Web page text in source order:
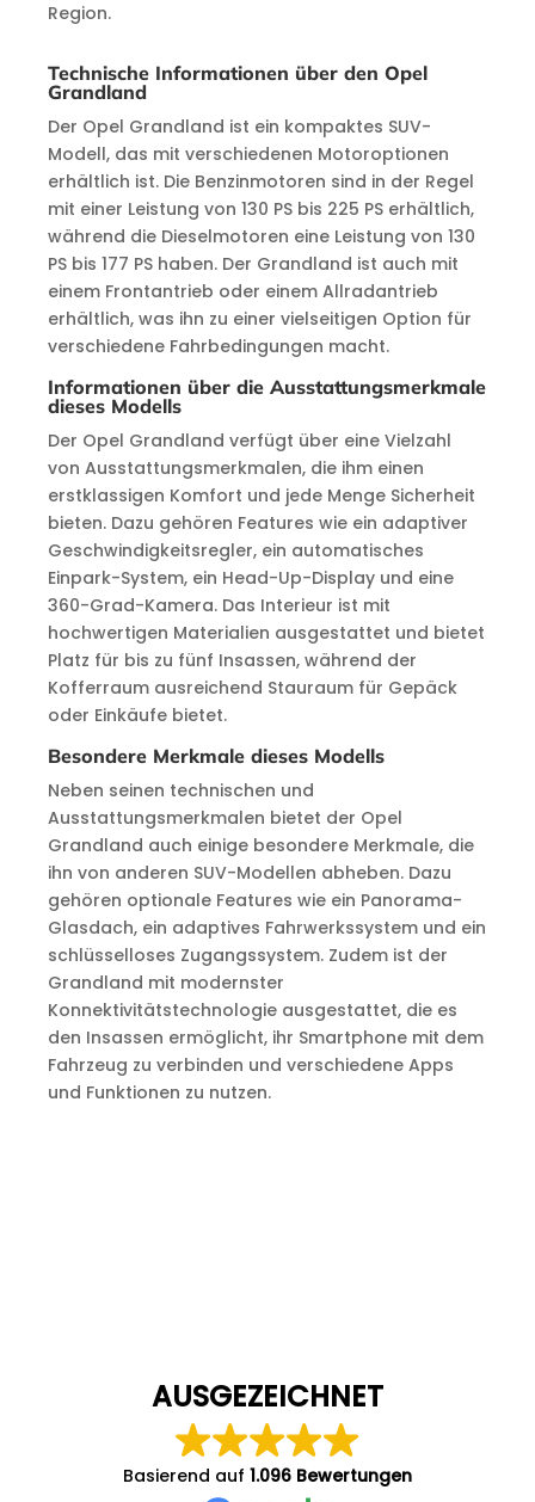
Region.
Technische Informationen über den Opel
Grandland
Der Opel Grandland ist ein kompaktes SUV-
Modell, das mit verschiedenen Motoroptionen
erhältlich ist. Die Benzinmotoren sind in der Regel
mit einer Leistung von 130 PS bis 225 PS erhältlich,
während die Dieselmotoren eine Leistung von 130
PS bis 177 PS haben. Der Grandland ist auch mit
einem Frontantrieb oder einem Allradantrieb
erhältlich, was ihn zu einer vielseitigen Option für
verschiedene Fahrbedingungen macht.
Informationen über die Ausstattungsmerkmale
dieses Modells
Der Opel Grandland verfügt über eine Vielzahl
von Ausstattungsmerkmalen, die ihm einen
erstklassigen Komfort und jede Menge Sicherheit
bieten. Dazu gehören Features wie ein adaptiver
Geschwindigkeitsregler, ein automatisches
Einpark-System, ein Head-Up-Display und eine
360-Grad-Kamera. Das Interieur ist mit
hochwertigen Materialien ausgestattet und bietet
Platz für bis zu fünf Insassen, während der
Kofferraum ausreichend Stauraum für Gepäck
oder Einkäufe bietet.
Besondere Merkmale dieses Modells
Neben seinen technischen und
Ausstattungsmerkmalen bietet der Opel
Grandland auch einige besondere Merkmale, die
ihn von anderen SUV-Modellen abheben. Dazu
gehören optionale Features wie ein Panorama-
Glasdach, ein adaptives Fahrwerkssystem und ein
schlüsselloses Zugangssystem. Zudem ist der
Grandland mit modernster
Konnektivitätstechnologie ausgestattet, die es
den Insassen ermöglicht, ihr Smartphone mit dem
Fahrzeug zu verbinden und verschiedene Apps
und Funktionen zu nutzen.
AUSGEZEICHNET
Basierend auf 1.096 Bewertungen